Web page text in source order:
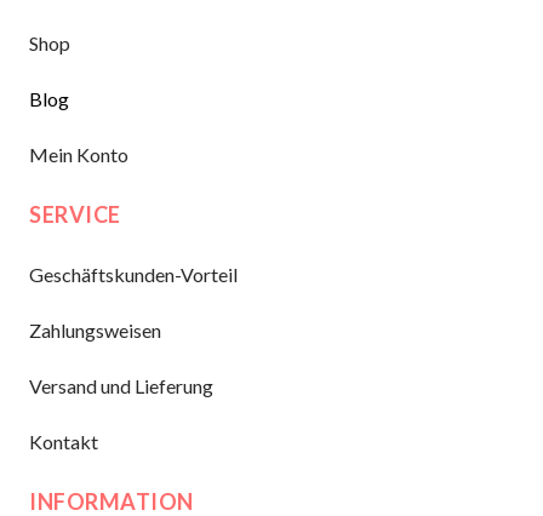
Shop
Blog
Mein Konto
SERVICE
Geschäftskunden-Vorteil
Zahlungsweisen
Versand und Lieferung
Kontakt
INFORMATION